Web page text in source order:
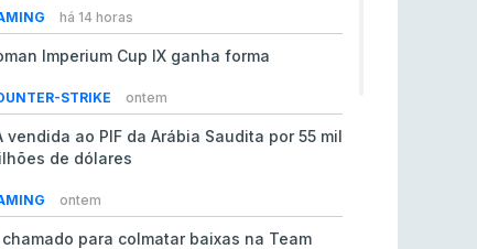
há 14 horas
Imperium Cup IX ganha forma
STRIKE ontem
vendida ao PIF da Arábia Saudita por 55 mil
de dólares
ontem
chamado para colmatar baixas na Team